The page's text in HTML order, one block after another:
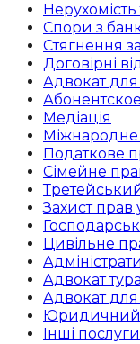
Спори з
Стягнення
Договірні
Адвокат для
Медіація
Міжнародне
Податкове
Сімейне
Захист прав
Цивільне
Адвокат
Адвокат
Юридичний
Інші послуги